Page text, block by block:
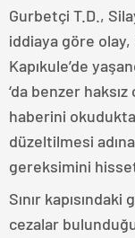
Gurbetçi T.D.,
iddiaya göre olay,
Kapıkule’de
‘da benzer
haberini
düzeltilmesi
gereksimini
Sınır
cezalar